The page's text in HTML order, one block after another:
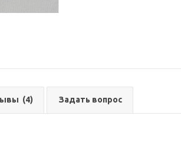
(4) Задать вопрос